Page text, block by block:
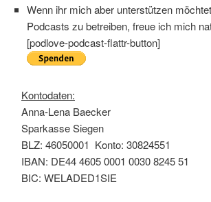
Wenn ihr mich aber unterstützen
Podcasts zu betreiben, freue ich mich
[podlove-podcast-flattr-button]
Kontodaten:
Anna-Lena Baecker
Sparkasse Siegen
BLZ: 46050001 Konto: 30824551
IBAN: DE44 4605 0001 0030 8245 51
BIC: WELADED1SIE